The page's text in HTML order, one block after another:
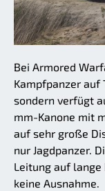
Bei Armored
Kampfpanzer auf
sondern verfügt
mm-Kanone mit
auf sehr große
nur Jagdpanzer.
Leitung auf
keine Ausnahme.